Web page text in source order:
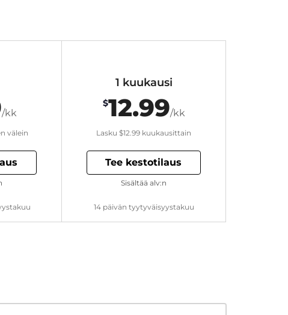
/kk
välein
1 kuukausi
$12.99/kk
Lasku $12.99 kuukausittain
Tee kestotilaus
14 päivän tyytyväisyystakuu
Sisältää alv:n